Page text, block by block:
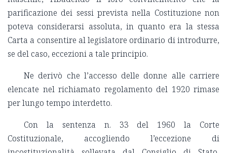
parificazione dei sessi prevista nella Costituzione non
poteva considerarsi assoluta, in quanto era la stessa
Carta a consentire al legislatore ordinario di introdurre,
se del caso, eccezioni a tale principio.
Ne derivò che l’accesso delle donne alle carriere
elencate nel richiamato regolamento del 1920 rimase
per lungo tempo interdetto.
Con la sentenza n. 33 del 1960 la Corte
Costituzionale, accogliendo l’eccezione di